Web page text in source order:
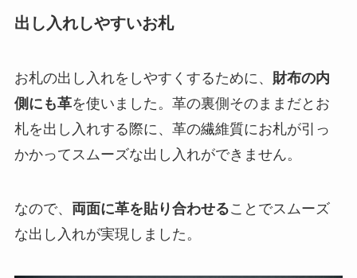
出し入れしやすいお札
お札の出し入れをしやすくするために、 財布の内
側にも革を使いました。革の裏側そのままだとお
札を出し入れする際に、革の繊維質にお札が引っ
かかってスムーズな出し入れができません。
なので、 両面に革を貼り合わせることでスムーズ
な出し入れが実現しました。